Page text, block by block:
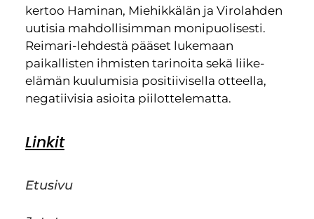
kertoo Haminan, Miehikkälän ja Virolahden
uutisia mahdollisimman monipuolisesti.
Reimari-lehdestä pääset lukemaan
paikallisten ihmisten tarinoita sekä liike-
elämän kuulumisia positiivisella otteella,
negatiivisia asioita piilottelematta.
Linkit
Etusivu